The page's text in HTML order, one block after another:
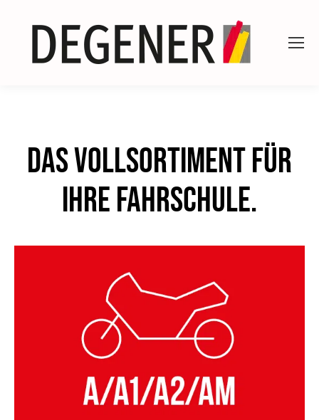
Das Vollsortiment für
Ihre Fahrschule.